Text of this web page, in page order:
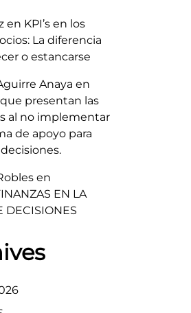
en KPI’s en los
La diferencia
o estancarse
Anaya en
presentan las
al no implementar
de apoyo para
en
EN LA
DECISIONES